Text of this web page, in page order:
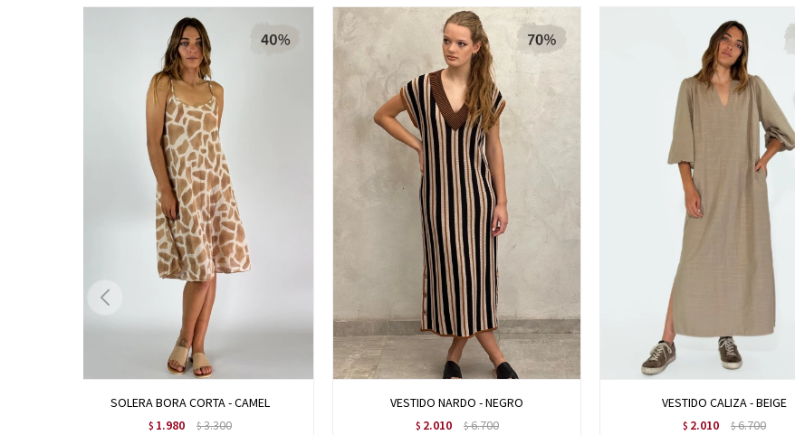
SOLERA BORA CORTA - CAMEL
$ 1.980 $3.300
VESTIDO NARDO - NEGRO
$ 2.010 $6.700
VESTIDO CALIZA - BEIGE
$ 2.010 $6.700